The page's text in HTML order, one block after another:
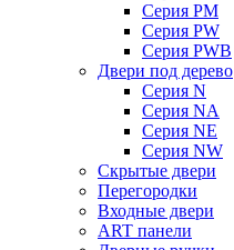
Серия PM
Серия PW
Серия PWB
Двери под дерево
Серия N
Серия NA
Серия NE
Серия NW
Скрытые двери
Перегородки
Входные двери
ART панели